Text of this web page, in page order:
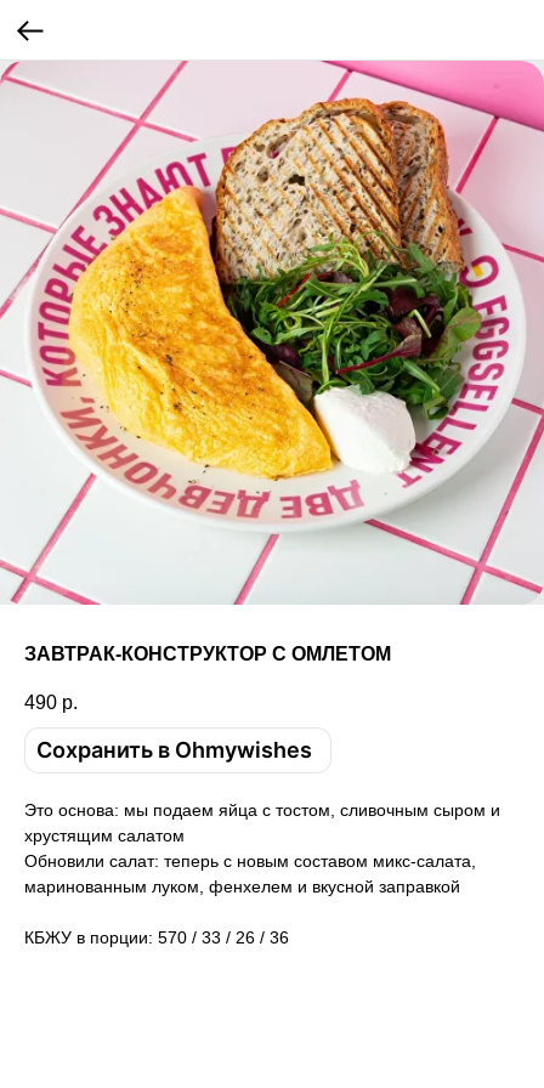
ЗАВТРАК-КОНСТРУКТОР С ОМЛЕТОМ
490 р.
Сохранить в Ohmywishes
Это основа: мы подаем яйца с тостом, сливочным сыром и
хрустящим салатом
Обновили салат: теперь с новым составом микс-салата,
маринованным луком, фенхелем и вкусной заправкой
КБЖУ в порции: 570 / 33 / 26 / 36